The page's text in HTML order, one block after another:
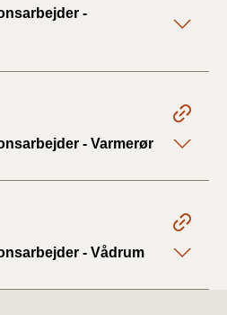
-
- Varmerør
- Vådrum